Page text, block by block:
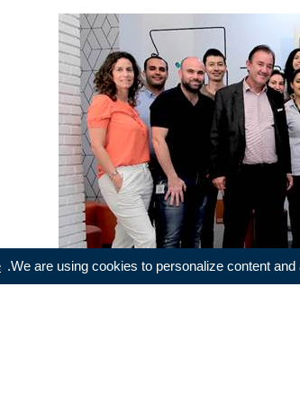
We are using cookies to personalize content